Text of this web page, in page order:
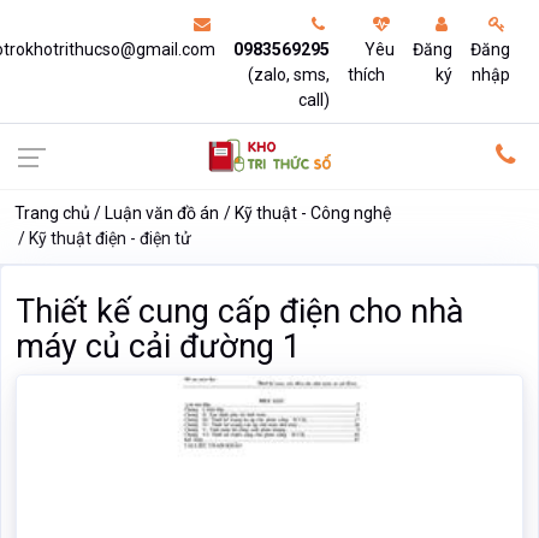
0983569295
(zalo, sms,
call)
Yêu
thích
Đăng
ký
Đăng
nhập
Trang chủ Luận văn đồ án
Kỹ thuật - Công nghệ
Kỹ thuật điện - điện tử
Thiết kế cung cấp điện cho nhà
máy củ cải đường 1